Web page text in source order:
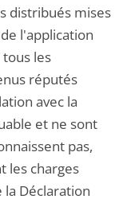
distribués mises
l'application
les
réputés
avec la
et ne sont
pas,
les charges
Déclaration